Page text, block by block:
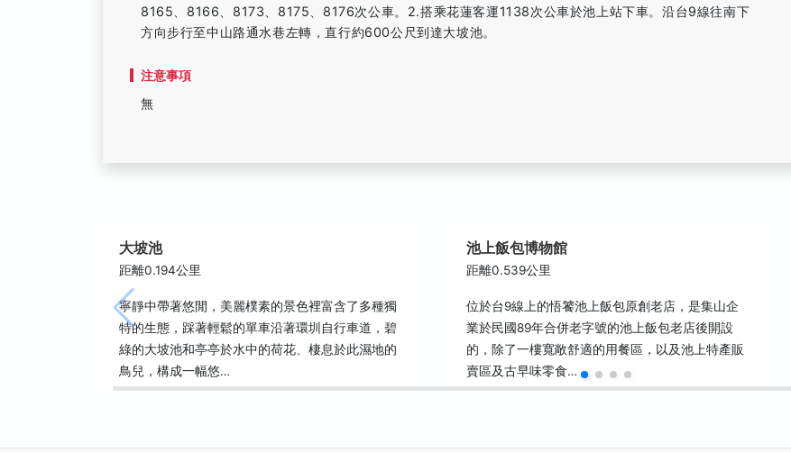
8165、8166、8173、8175、8176次公車。2.搭乘花蓮客運1138次公車於池上站下車。沿台9線往南下
方向步行至中山路通水巷左轉，直行約600公尺到達大坡池。
注意事項
無
大坡池
距離0.194公里
寧靜中帶著悠閒，美麗樸素的景色裡富含了多種獨
特的生態，踩著輕鬆的單車沿著環圳自行車道，碧
綠的大坡池和亭亭於水中的荷花、棲息於此濕地的
鳥兒，構成一幅悠…
池上飯包博物館
距離0.539公里
位於台9線上的悟饕池上飯包原創老店，是集山企
業於民國89年合併老字號的池上飯包老店後開設
的，除了一樓寬敞舒適的用餐區，以及池上特產販
賣區及古早味零食…